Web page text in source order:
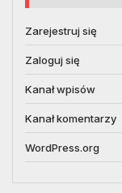
Zarejestruj się
Zaloguj się
Kanał wpisów
Kanał komentarzy
WordPress.org